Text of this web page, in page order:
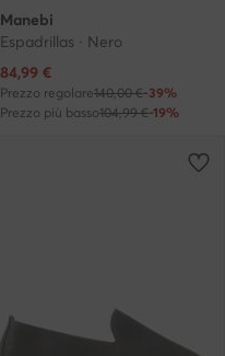
Manebi
Espadrillas · Nero
Prezzo attuale
84,99 €
Prezzo regolare140,00 €-39%
Prezzo più basso104,99 €-19%